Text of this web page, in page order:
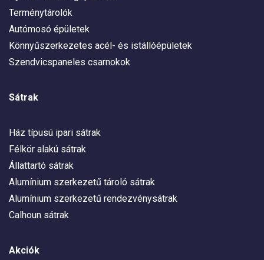
Terménytárolók
Autómosó épületek
Könnyűszerkezetes acél- és istállóépületek
Szendvicspaneles csarnokok
Sátrak
Ház típusú ipari sátrak
Félkör alakú sátrak
Állattartó sátrak
Alumínium szerkezetű tároló sátrak
Alumínium szerkezetű rendezvénysátrak
Calhoun sátrak
Akciók